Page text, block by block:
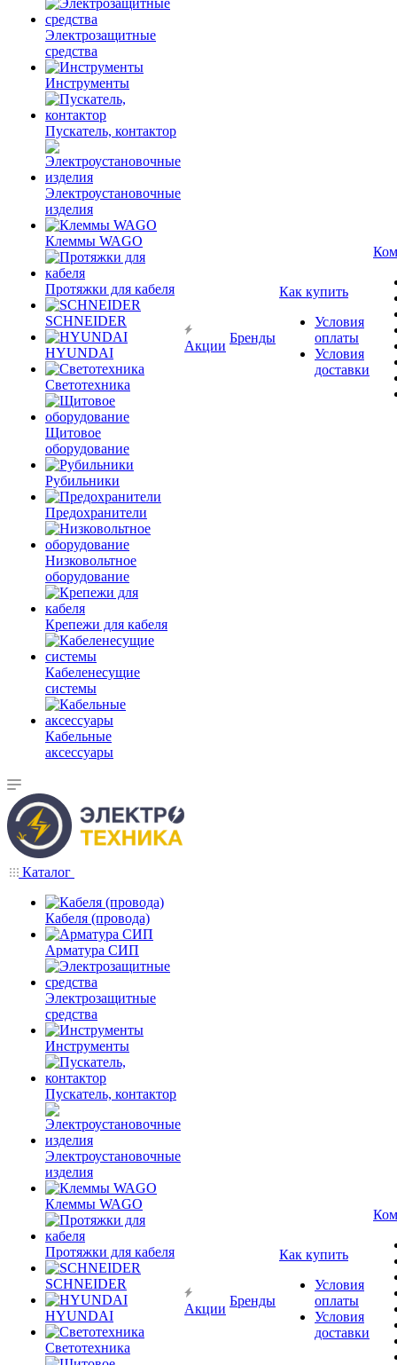
Электрозащитные
средства
Инструменты
Пускатель, контактор
Электроустановочные
изделия
Клеммы WAGO
Протяжки для кабеля
SCHNEIDER
HYUNDAI
Светотехника
Щитовое
оборудование
Рубильники
Предохранители
Низковольтное
оборудование
Крепежи для кабеля
Кабеленесущие
системы
Кабельные
аксессуары
Акции
Бренды
Как купить
Условия
оплаты
Условия
доставки
Каталог
Кабеля (провода)
Арматура СИП
Электрозащитные
средства
Инструменты
Пускатель, контактор
Электроустановочные
изделия
Клеммы WAGO
Протяжки для кабеля
SCHNEIDER
HYUNDAI
Светотехника
Акции
Бренды
Как купить
Условия
оплаты
Условия
доставки